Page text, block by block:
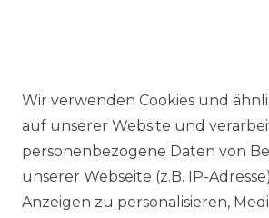
Wir verwenden Cookies und
auf unserer Website und
personenbezogene Daten von
unserer Webseite (z.B. IP-
Anzeigen zu personalisieren,